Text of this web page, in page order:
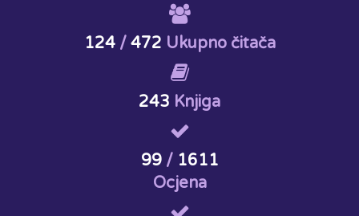
124/ 472 Ukupno čitača
243 Knjiga
99/ 1611
Ocjena